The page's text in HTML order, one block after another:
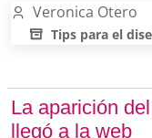
Veronica Otero
Tips para el
La aparición
llegó a la web